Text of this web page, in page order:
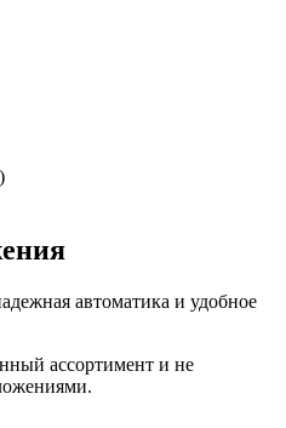
автоматика и удобное
ассортимент и не